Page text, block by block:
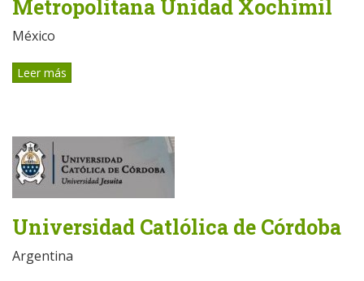
Metropolitana Unidad Xochimil
México
Leer más
Universidad Catlólica de Córdoba
Argentina